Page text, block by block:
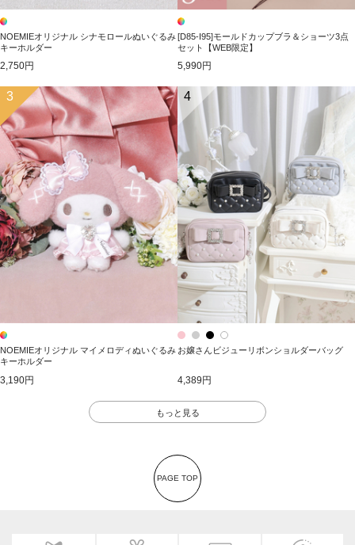
NOEMIEオリジナル シナモロールぬいぐるみ
キーホルダー
2,750円
[D85-I95]モールドカップブラ＆ショーツ3点
セット【WEB限定】
5,990円
3
NOEMIEオリジナル マイメロディぬいぐるみ
キーホルダー
3,190円
4
お嬢さんビジューリボンショルダーバッグ
4,389円
もっと見る
PAGE TOP